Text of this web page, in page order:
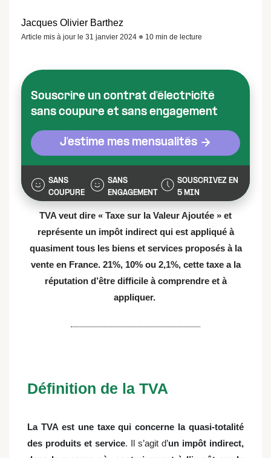
Jacques Olivier Barthez
Article mis à jour le 31 janvier 2024 10 min de lecture
Souscrire un contrat d'électricité
sans coupure et sans engagement
J'estime mes mensualités
SANS
COUPURE
SANS
ENGAGEMENT
SOUSCRIVEZ EN
5 MIN
TVA veut dire « Taxe sur la Valeur Ajoutée » et
représente un impôt indirect qui est appliqué à
quasiment tous les biens et services proposés à la
vente en France. 21%, 10% ou 2,1%, cette taxe a la
réputation d’être difficile à comprendre et à
appliquer.
Définition de la TVA
La TVA est une taxe qui concerne la quasi-totalité
des produits et service. Il s’agit d’un impôt indirect,